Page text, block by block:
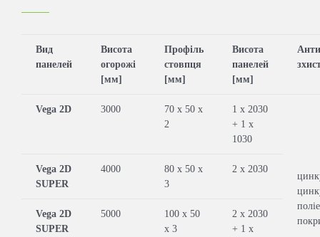
Вид
панелей
Висота
огорожі
[мм]
Профіль
стовпця
[мм]
Висота
панелей
[мм]
Vega 2D 3000
70 x 50 x
2
1 x 2030
+ 1 x
1030
Vega 2D
SUPER
4000
80 x 50 x
3
2 x 2030
Vega 2D
SUPER
5000
100 x 50
x 3
2 x 2030
+ 1 x